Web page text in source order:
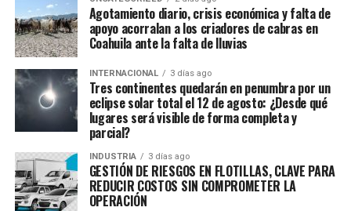
Agotamiento diario, crisis económica y falta de
apoyo acorralan a los criadores de cabras en
Coahuila ante la falta de lluvias
INTERNACIONAL 3 días ago
Tres continentes quedarán en penumbra por un
eclipse solar total el 12 de agosto: ¿Desde qué
lugares será visible de forma completa y
parcial?
INDUSTRIA 3 días ago
GESTIÓN DE RIESGOS EN FLOTILLAS, CLAVE PARA
REDUCIR COSTOS SIN COMPROMETER LA
OPERACIÓN